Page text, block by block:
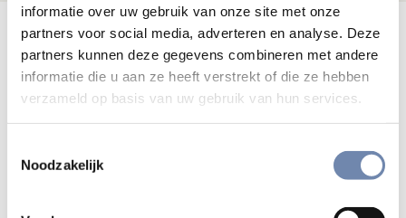
informatie over uw gebruik van onze site met onze
partners voor social media, adverteren en analyse. Deze
partners kunnen deze gegevens combineren met andere
informatie die u aan ze heeft verstrekt of die ze hebben
verzameld op basis van uw gebruik van hun services.
Noodzakelijk
Voor het eerst een boek van Michel
de Certeau sj in Nederlandse
vertaling.
christelijke ervaring: de ontmoeting met de ander, met alle